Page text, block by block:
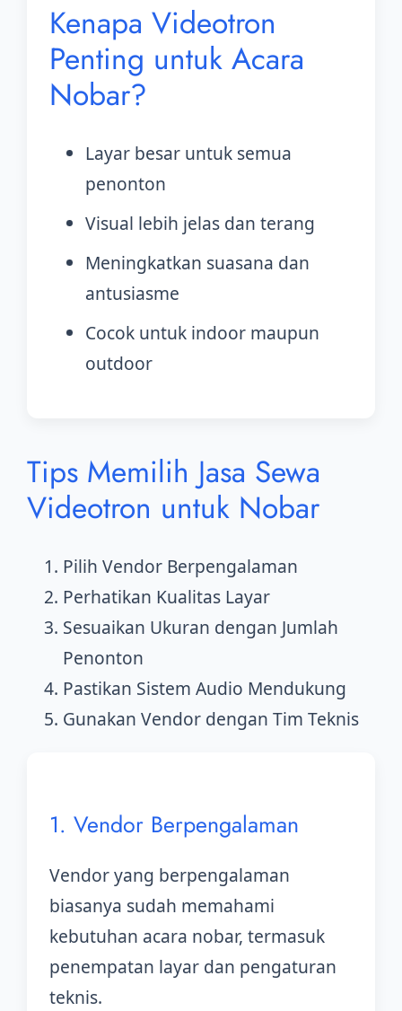
Kenapa Videotron
Penting untuk Acara
Nobar?
Layar besar untuk semua
penonton
Visual lebih jelas dan terang
Meningkatkan suasana dan
antusiasme
Cocok untuk indoor maupun
outdoor
Tips Memilih Jasa Sewa
Videotron untuk Nobar
Pilih Vendor Berpengalaman
Perhatikan Kualitas Layar
Sesuaikan Ukuran dengan Jumlah
Penonton
Pastikan Sistem Audio Mendukung
Gunakan Vendor dengan Tim Teknis
1. Vendor Berpengalaman
Vendor yang berpengalaman
biasanya sudah memahami
kebutuhan acara nobar, termasuk
penempatan layar dan pengaturan
teknis.